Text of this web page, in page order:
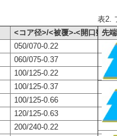
<コア径>/<被覆>-<開口数>
050/070-0.22
060/075-0.37
100/125-0.22
100/125-0.37
100/125-0.66
120/125-0.63
200/240-0.22
表2.
先端